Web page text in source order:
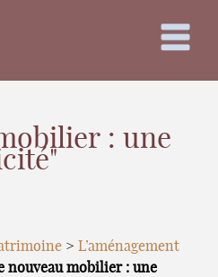
: une
> L’aménagement
nouveau mobilier : une